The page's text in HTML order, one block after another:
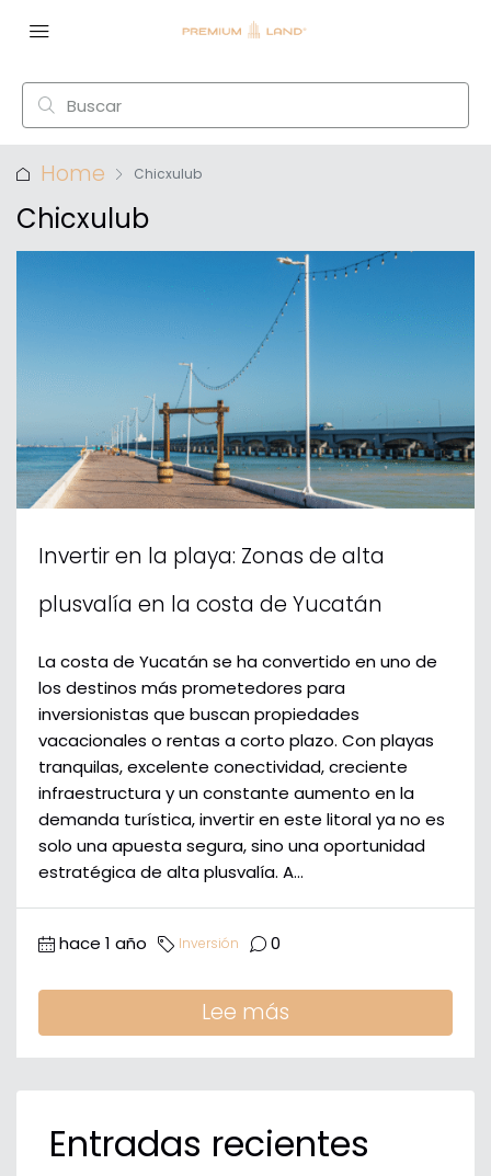
Home Chicxulub
Chicxulub
Invertir en la playa: Zonas de alta
plusvalía en la costa de Yucatán
La costa de Yucatán se ha convertido en uno de
los destinos más prometedores para
inversionistas que buscan propiedades
vacacionales o rentas a corto plazo. Con playas
tranquilas, excelente conectividad, creciente
infraestructura y un constante aumento en la
demanda turística, invertir en este litoral ya no es
solo una apuesta segura, sino una oportunidad
estratégica de alta plusvalía. A...
hace 1 año Inversión 0
Lee más
Entradas recientes